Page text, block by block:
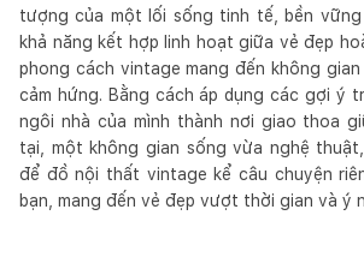
tượng của một lối sống tinh tế, bền
khả năng kết hợp linh hoạt giữa vẻ đẹp
phong cách vintage mang đến không
cảm hứng. Bằng cách áp dụng các gợi ý
ngôi nhà của mình thành nơi giao thoa
tại, một không gian sống vừa nghệ
để đồ nội thất vintage kể câu chuyện
bạn, mang đến vẻ đẹp vượt thời gian và ý